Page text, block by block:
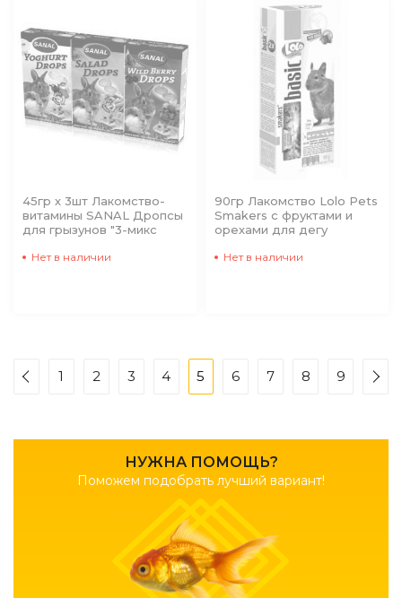
НУЖНА ПОМОЩЬ?
Поможем подобрать лучший вариант!
45гр х 3шт Лакомство-
витамины SANAL Дропсы
для грызунов "3-микс
Нет в наличии
90гр Лакомство Lolo Pets
Smakers с фруктами и
орехами для дегу
Нет в наличии
1 2 3 4 5 6 7 8 9